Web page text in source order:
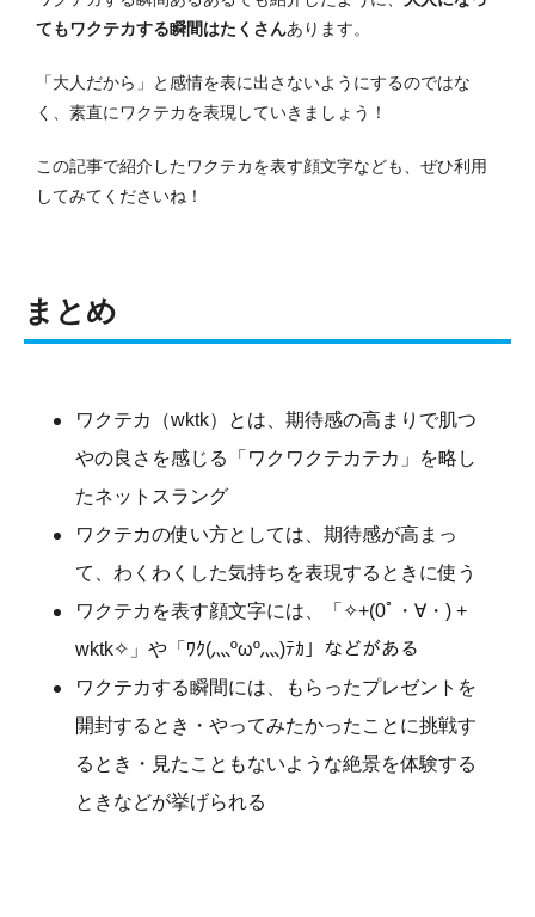
てもワクテカする瞬間はたくさんあります。
「大人だから」と感情を表に出さないようにするのではな
く、素直にワクテカを表現していきましょう！
この記事で紹介したワクテカを表す顔文字なども、ぜひ利用
してみてくださいね！
まとめ
ワクテカ（wktk）とは、期待感の高まりで肌つ
やの良さを感じる「ワクワクテカテカ」を略し
たネットスラング
ワクテカの使い方としては、期待感が高まっ
て、わくわくした気持ちを表現するときに使う
ワクテカを表す顔文字には、「✧+(0ﾟ・∀・) +
wktk✧」や「ﾜｸ(灬ºωº灬)ﾃｶ」などがある
ワクテカする瞬間には、もらったプレゼントを
開封するとき・やってみたかったことに挑戦す
るとき・見たこともないような絶景を体験する
ときなどが挙げられる